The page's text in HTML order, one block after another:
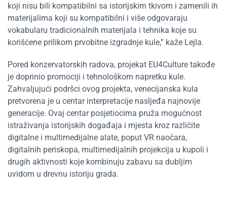
koji nisu bili kompatibilni sa istorijskim tkivom i zamenili ih
materijalima koji su kompatibilni i više odgovaraju
vokabularu tradicionalnih materijala i tehnika koje su
korišćene prilikom prvobitne izgradnje kule,” kaže Lejla.
Pored konzervatorskih radova, projekat EU4Culture takođe
je doprinio promociji i tehnološkom napretku kule.
Zahvaljujući podršci ovog projekta, venecijanska kula
pretvorena je u centar interpretacije nasljeđa najnovije
generacije. Ovaj centar posjetiocima pruža mogućnost
istraživanja istorijskih događaja i mjesta kroz različite
digitalne i multimedijalne alate, poput VR naočara,
digitalnih periskopa, multimedijalnih projekcija u kupoli i
drugih aktivnosti koje kombinuju zabavu sa dubljim
uvidom u drevnu istoriju grada.